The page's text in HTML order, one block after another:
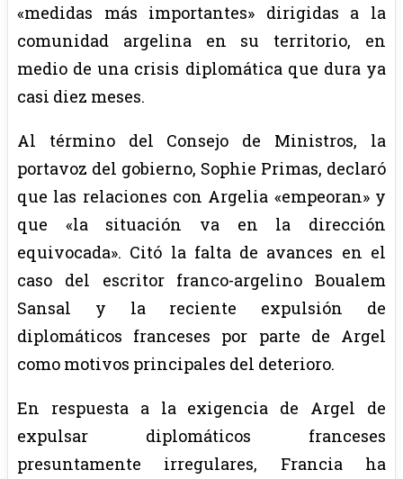
«medidas más importantes» dirigidas a la
comunidad argelina en su territorio, en
medio de una crisis diplomática que dura ya
casi diez meses.
Al término del Consejo de Ministros, la
portavoz del gobierno, Sophie Primas, declaró
que las relaciones con Argelia «empeoran» y
que «la situación va en la dirección
equivocada». Citó la falta de avances en el
caso del escritor franco-argelino Boualem
Sansal y la reciente expulsión de
diplomáticos franceses por parte de Argel
como motivos principales del deterioro.
En respuesta a la exigencia de Argel de
expulsar diplomáticos franceses
presuntamente irregulares, Francia ha